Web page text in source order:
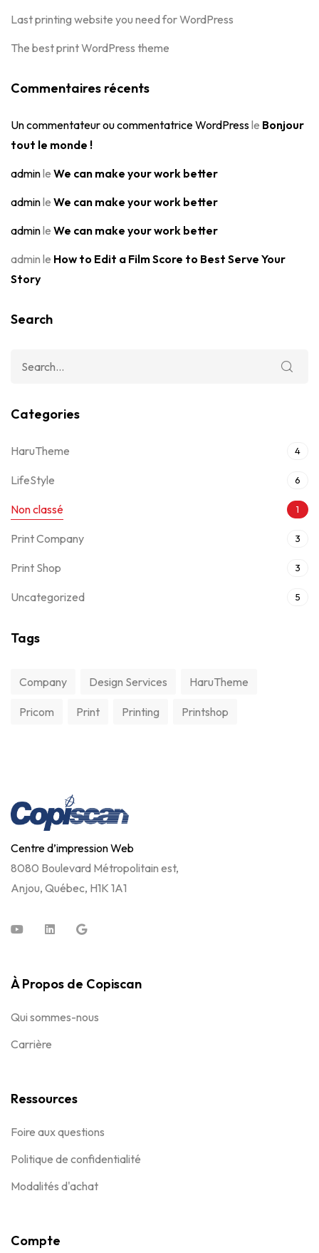
Last printing website you need for WordPress
The best print WordPress theme
Commentaires récents
Un commentateur ou commentatrice WordPressle Bonjour
tout le monde !
adminle We can make your work better
adminle We can make your work better
adminle We can make your work better
admin le How to Edit a Film Score to Best Serve Your
Story
Search
Categories
HaruTheme 4
LifeStyle 6
Non classé 1
Print Company 3
Print Shop 3
Uncategorized 5
Tags
Company Design Services HaruTheme
Pricom Print Printing Printshop
Centre d’impression Web
8080 Boulevard Métropolitain est,
Anjou, Québec, H1K 1A1
À Propos de Copiscan
Qui sommes-nous
Carrière
Ressources
Foire aux questions
Politique de confidentialité
Modalités d'achat
Compte